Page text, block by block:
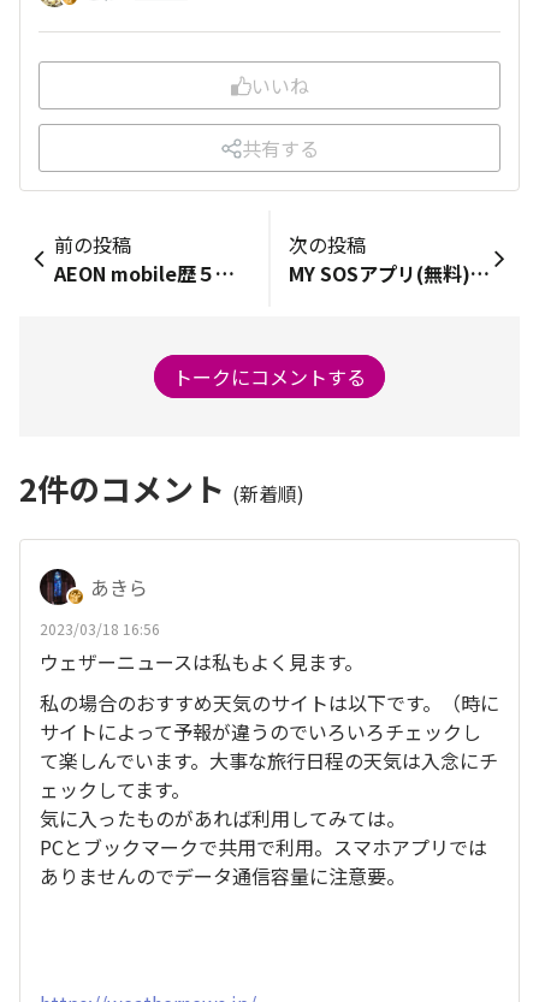
いいね
共有する
前の投稿
AEON mobile歴５年目です。 家族で8台AEON mobile愛用しています。家の近くにAEON店がありますが、AEON mobileの取扱口が無いため他市1時間以上かけて申請している状況です。 家族以外に友人知人に低価格で高品質なAEON mobileを勧めて数名の方から「よかった」と言ってもらえました。全てのAEON店に取扱口ができる事を希望し願っています。
次の投稿
MY SOSアプリ(無料) 生活に便利なアプリをご紹介します。 具合の悪い人や急病人に出会った時の対応アプリです。傷病者の手当や対応など状況をチャートで追っていくと対応手順や119通報まで誘導してくれて無駄のない初期対応が可能なアプリです。乳幼児から大人まで絵で選んでいくので誰でも簡単に使えます。医療関係者からも評価が高く、現在地からAEDの設定図までメートルで地図に表示されます。安心アプリのご紹介でした。
トークにコメントする
2件のコメント (新着順)
あきら
2023/03/18 16:56
ウェザーニュースは私もよく見ます。
私の場合のおすすめ天気のサイトは以下です。（時に
サイトによって予報が違うのでいろいろチェックし
て楽しんでいます。大事な旅行日程の天気は入念にチ
ェックしてます。
気に入ったものがあれば利用してみては。
PCとブックマークで共用で利用。スマホアプリでは
ありませんのでデータ通信容量に注意要。